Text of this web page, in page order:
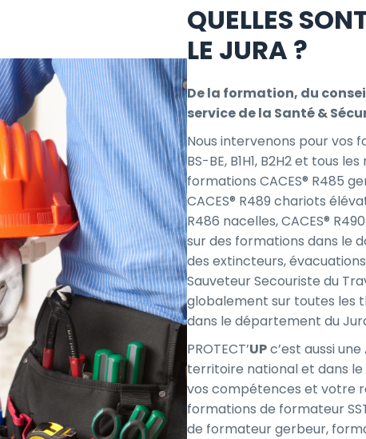
QUELLES
LE JURA ?
De la formation, du
service de la Santé &
Nous intervenons pour vos
BS-BE, B1H1, B2H2 et tous
formations CACES® R485
CACES® R489 chariots
R486 nacelles, CACES®
sur des formations dans le
des extincteurs,
Sauveteur Secouriste du
globalement sur toutes les
dans le département du
PROTECT’UPc’est aussi
territoire national et dans
vos compétences et votre
formations de formateur
de formateur gerbeur,